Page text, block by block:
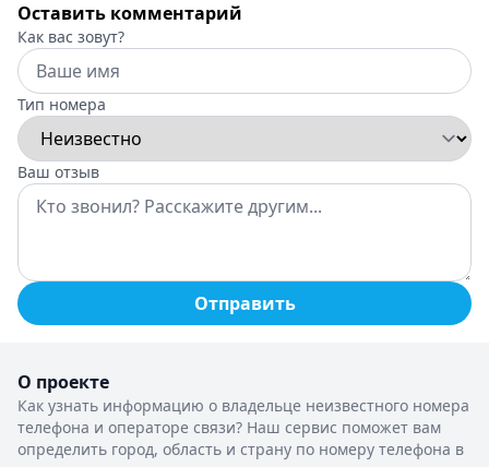
Оставить комментарий
Как вас зовут?
Тип номера
Ваш отзыв
Отправить
О проекте
Как узнать информацию о владельце неизвестного номера
телефона и операторе связи? Наш сервис поможет вам
определить город, область и страну по номеру телефона в